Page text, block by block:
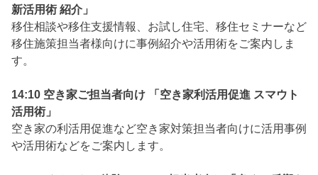
新活用術 紹介」
移住相談や移住支援情報、お試し住宅、移住セミナーなど
移住施策担当者様向けに事例紹介や活用術をご案内しま
す。
14:10 空き家ご担当者向け 「空き家利活用促進 スマウト
活用術」
空き家の利活用促進など空き家対策担当者向けに活用事例
や活用術などをご案内します。